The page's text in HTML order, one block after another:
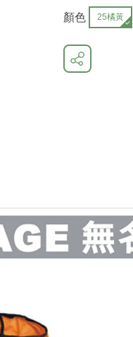
顏色 25橘黃